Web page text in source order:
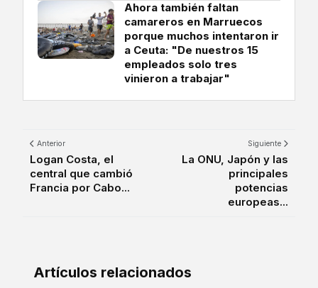
Ahora también faltan
camareros en Marruecos
porque muchos intentaron ir
a Ceuta: "De nuestros 15
empleados solo tres
vinieron a trabajar"
Anterior
Logan Costa, el
central que cambió
Francia por Cabo...
Siguiente
La ONU, Japón y las
principales
potencias
europeas...
Artículos relacionados